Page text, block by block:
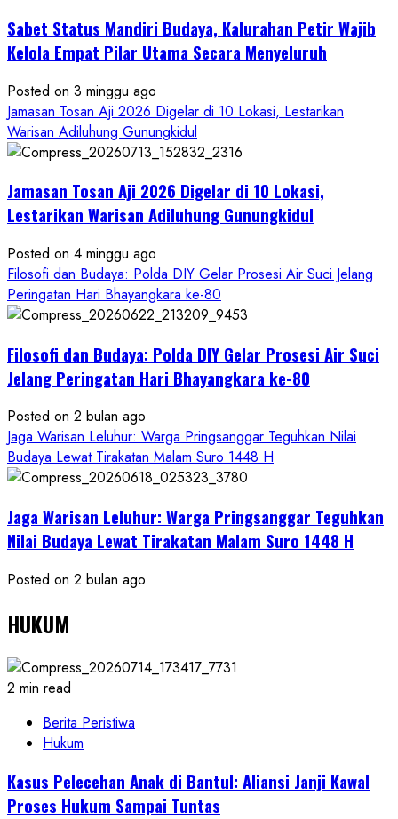
Nasional,
Ruwatan
Petilasan
Sendangwangi
Mohon
Restu
Hayuning
Bawono
Sabet Status Mandiri Budaya, Kalurahan Petir Wajib
Kelola Empat Pilar Utama Secara Menyeluruh
Posted on 3 minggu ago
Jamasan Tosan Aji 2026 Digelar di 10 Lokasi, Lestarikan
Warisan Adiluhung Gunungkidul
Jamasan Tosan Aji 2026 Digelar di 10 Lokasi,
Lestarikan Warisan Adiluhung Gunungkidul
Posted on 4 minggu ago
Filosofi dan Budaya: Polda DIY Gelar Prosesi Air Suci Jelang
Peringatan Hari Bhayangkara ke-80
Filosofi dan Budaya: Polda DIY Gelar Prosesi Air Suci
Jelang Peringatan Hari Bhayangkara ke-80
Posted on 2 bulan ago
Jaga Warisan Leluhur: Warga Pringsanggar Teguhkan Nilai
Budaya Lewat Tirakatan Malam Suro 1448 H
Jaga Warisan Leluhur: Warga Pringsanggar Teguhkan
Nilai Budaya Lewat Tirakatan Malam Suro 1448 H
Posted on 2 bulan ago
HUKUM
2 min read
Berita Peristiwa
Hukum
Kasus Pelecehan Anak di Bantul: Aliansi Janji Kawal
Proses Hukum Sampai Tuntas